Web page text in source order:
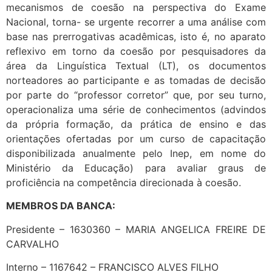
mecanismos de coesão na perspectiva do Exame
Nacional, torna- se urgente recorrer a uma análise com
base nas prerrogativas acadêmicas, isto é, no aparato
reflexivo em torno da coesão por pesquisadores da
área da Linguística Textual (LT), os documentos
norteadores ao participante e as tomadas de decisão
por parte do “professor corretor” que, por seu turno,
operacionaliza uma série de conhecimentos (advindos
da própria formação, da prática de ensino e das
orientações ofertadas por um curso de capacitação
disponibilizada anualmente pelo Inep, em nome do
Ministério da Educação) para avaliar graus de
proficiência na competência direcionada à coesão.
MEMBROS DA BANCA:
Presidente – 1630360 – MARIA ANGELICA FREIRE DE
CARVALHO
Interno – 1167642 – FRANCISCO ALVES FILHO